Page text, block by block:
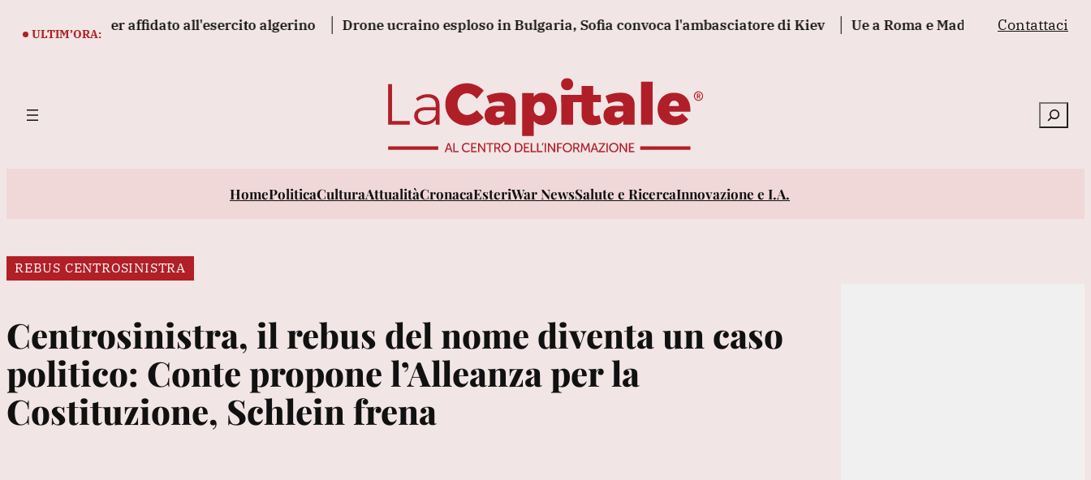
ULTIM’ORA:
in Niger affidato all'esercito algerino Drone ucraino esploso in Bulgaria, Sofia convoca l'ambasciatore di Kiev Ue a Roma e Madrid, 'fiducia tra Stati è la
Contattaci
Cerca
HomePoliticaCulturaAttualitàCronacaEsteriWar NewsSalute e RicercaInnovazione e I.A.
REBUS CENTROSINISTRA
Centrosinistra, il rebus del nome diventa un caso
politico: Conte propone l’Alleanza per la
Costituzione, Schlein frena